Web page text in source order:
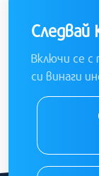
Следвай
Включи се
си винаги